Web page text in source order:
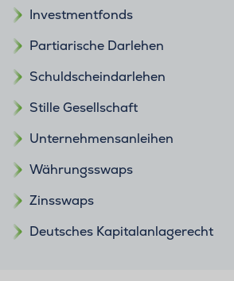
Investmentfonds
Partiarische Darlehen
Schuldscheindarlehen
Stille Gesellschaft
Unternehmensanleihen
Währungsswaps
Zinsswaps
Deutsches Kapitalanlagerecht